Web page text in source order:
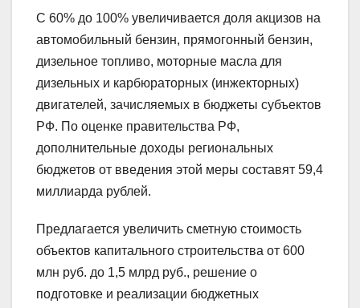
С 60% до 100% увеличивается доля акцизов на
автомобильный бензин, прямогонный бензин,
дизельное топливо, моторные масла для
дизельных и карбюраторных (инжекторных)
двигателей, зачисляемых в бюджеты субъектов
РФ. По оценке правительства РФ,
дополнительные доходы региональных
бюджетов от введения этой меры составят 59,4
миллиарда рублей.
Предлагается увеличить сметную стоимость
объектов капитального строительства от 600
млн руб. до 1,5 млрд руб., решение о
подготовке и реализации бюджетных